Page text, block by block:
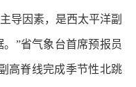
因素，是西太平洋副
。”省气象台首席预报员
高脊线完成季节性北跳